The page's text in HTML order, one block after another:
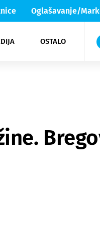
Oglašavanje/
OSTALO
Lika & Senj
TV